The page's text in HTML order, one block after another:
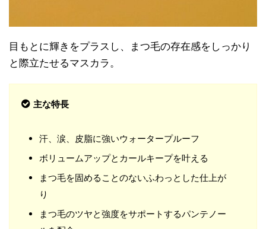
目もとに輝きをプラスし、まつ毛の存在感をしっかり
と際立たせるマスカラ。
主な特長
汗、涙、皮脂に強いウォータープルーフ
ボリュームアップとカールキープを叶える
まつ毛を固めることのないふわっとした仕上が
り
まつ毛のツヤと強度をサポートするパンテノー